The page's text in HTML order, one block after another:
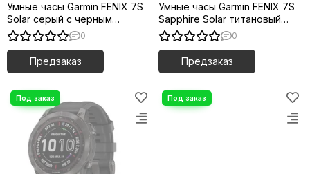
Умные часы Garmin FENIX 7S
Solar серый с черным
силиконовым ремешком
0
Предзаказ
Умные часы Garmin FENIX 7S
Sapphire Solar титановый
темно-бронзовый с
сланцево-серым
силиконовым ремешком
0
Предзаказ